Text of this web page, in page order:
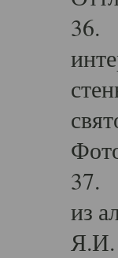
36.
37.
из
Я.И.